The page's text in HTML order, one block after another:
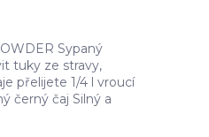
Sypaný
tuky ze stravy,
přelijete 1/4 l vroucí
černý čaj Silný a